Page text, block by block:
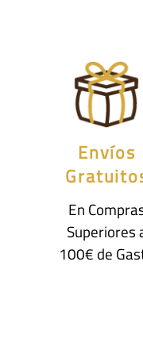
Envíos
En
Superiores
100€ de